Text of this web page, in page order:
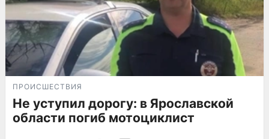
ПРОИСШЕСТВИЯ
Не уступил дорогу: в Ярославской
области погиб мотоциклист